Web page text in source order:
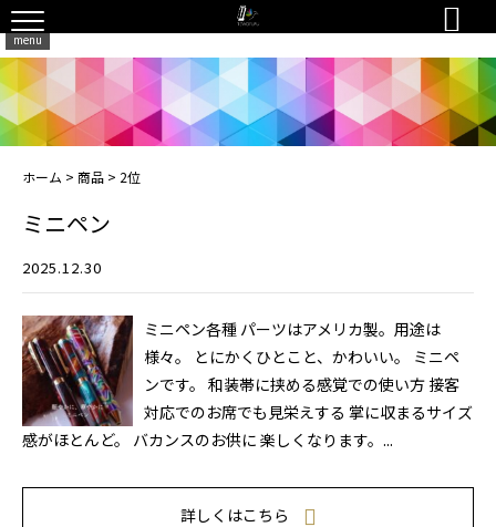
menu

ホーム > 商品 > 2位
ミニペン
2025.12.30
ミニペン各種 パーツはアメリカ製。用途は
様々。 とにかくひとこと、かわいい。 ミニペ
ンです。 和装帯に挟める感覚での使い方 接客
対応でのお席でも見栄えする 掌に収まるサイズ
感がほとんど。 バカンスのお供に 楽しくなります。...
詳しくはこちら